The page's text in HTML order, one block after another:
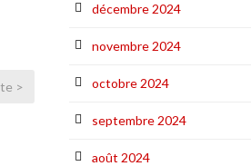
>
décembre 2024
novembre 2024
octobre 2024
septembre 2024
août 2024